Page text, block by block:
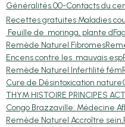
Généralités.00-Contacts du
Recettes gratuites Maladies
Feuille de moringa, plante d
Remède Naturel Fibromes
Encens contre les mauvais esp
Remède Naturel Infertilité fém
Cure de Désintoxication nature
THYM HISTOIRE PRINCIPES
Congo Brazzaville: Médecine Af
Remède Naturel Accroître sein,